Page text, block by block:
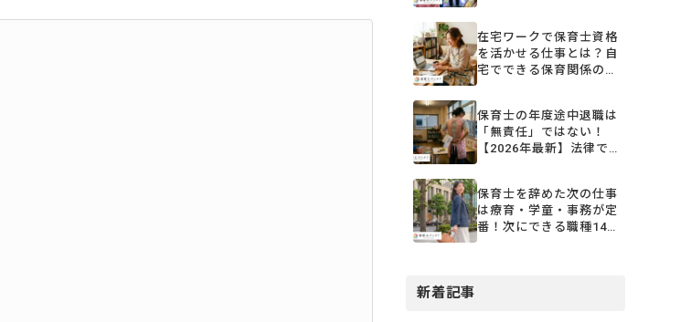
在宅ワークで保育士資格
を活かせる仕事とは？自
宅でできる保育関係の仕
保育士の年度途中退職は
「無責任」ではない！
【2026年最新】法律で
保育士を辞めた次の仕事
は療育・学童・事務が定
番！次にできる職種14
新着記事